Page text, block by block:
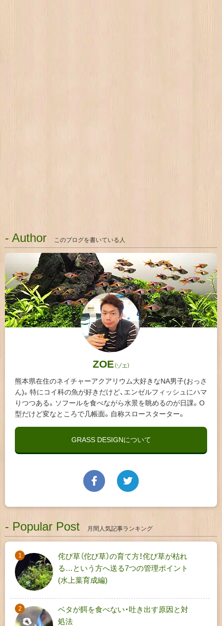
- Author このブログを書いている人
ZOE（ゾエ）
熊本県在住のネイチャーアクアリウム大好きなNA男子(おっさ
ん)。特にコイ科の魚が好きだけど、エンゼルフィッシュにハマ
りつつある。ソフールを食べながら水景を眺めるのが日課。O
型だけど変なところで几帳面。自称スロースターター。
GRASS DESIGNについて
- Popular Post 月間人気記事ランキング
侘び草（佗び草）の育て方！侘び草が枯れ
る…という方へ送る7つの管理ポイント
(水上葉育成編)
ベタが餌を食べない・吐き出す原因と対
処法